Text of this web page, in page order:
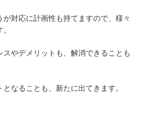
が対応に計画性も持てますので、様々
スやデメリットも、解消できることも
なることも、新たに出てきます。